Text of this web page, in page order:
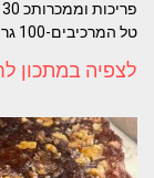
טל המרכיבים-100 גרם חמאה רכה לא מומסת3/4 כוס סוכרקורט מלח1
לצפיה במתכון